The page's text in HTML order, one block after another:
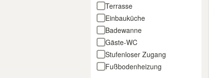
Terrasse
Einbauküche
Badewanne
Gäste-WC
Stufenloser Zugang
Fußbodenheizung